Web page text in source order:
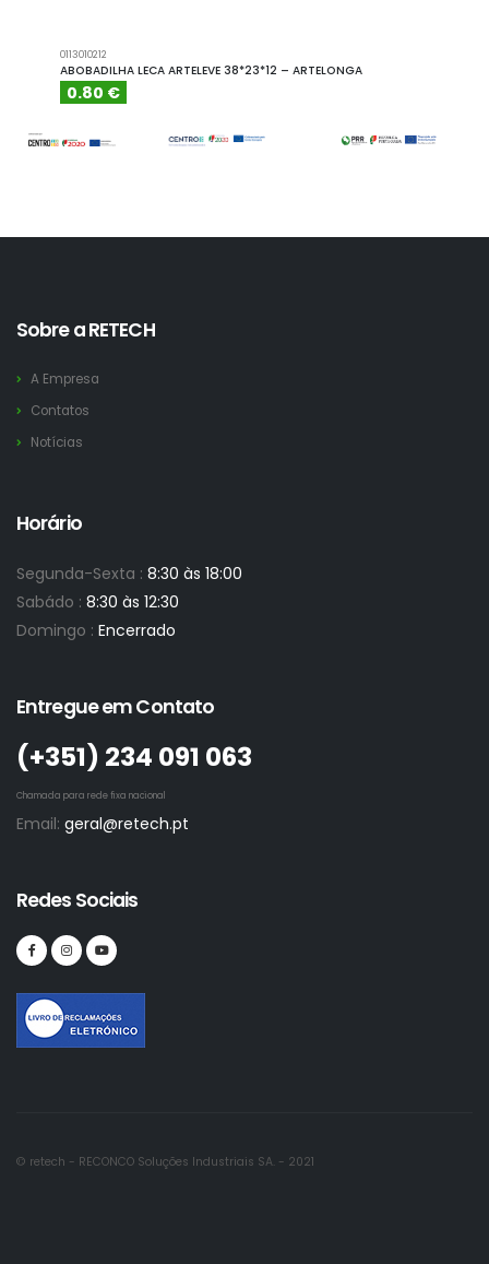
0113010212
ABOBADILHA LECA ARTELEVE 38*23*12 – ARTELONGA
0.80 €
Sobre a RETECH
A Empresa
Contatos
Notícias
Horário
Segunda-Sexta : 8:30 às 18:00
Sabádo : 8:30 às 12:30
Domingo : Encerrado
Entregue em Contato
(+351)­ 234 091 063
Chamada para rede fixa nacional
Email: geral@retech.pt
Redes Sociais
© retech - RECONCO Soluções Industriais SA. - 2021